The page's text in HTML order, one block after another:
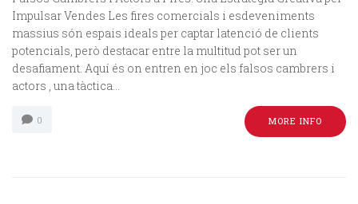
Impulsar Vendes Les fires comercials i esdeveniments
massius són espais ideals per captar latenció de clients
potencials, però destacar entre la multitud pot ser un
desafiament. Aquí és on entren en joc els falsos cambrers i
actors , una tàctica...
0 MORE INFO